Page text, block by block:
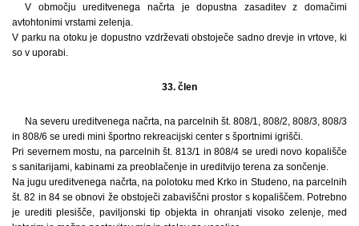
V območju ureditvenega načrta je dopustna zasaditev z domačimi
avtohtonimi vrstami zelenja.
V parku na otoku je dopustno vzdrževati obstoječe sadno drevje in vrtove, ki
so v uporabi.
33. člen
Na severu ureditvenega načrta, na parcelnih št. 808/1, 808/2, 808/3, 808/3
in 808/6 se uredi mini športno rekreacijski center s športnimi igrišči.
Pri severnem mostu, na parcelnih št. 813/1 in 808/4 se uredi novo kopališče
s sanitarijami, kabinami za preoblačenje in ureditvijo terena za sončenje.
Na jugu ureditvenega načrta, na polotoku med Krko in Studeno, na parcelnih
št. 82 in 84 se obnovi že obstoječi zabaviščni prostor s kopališčem. Potrebno
je urediti plesišče, paviljonski tip objekta in ohranjati visoko zelenje, med